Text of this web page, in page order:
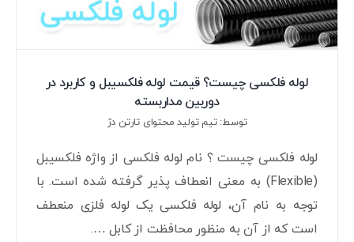
تیاندی
درباره ما
لوله فلکسی چیست؟ قیمت لوله فلکسیبل و کاربرد در
دوربین مداربسته
توسط: تیم تولید محتوای تارتن دژ
لوله فلکسی چیست ؟ نام لوله فلکسی از واژه فلکسیبل
(Flexible) به معنی انعطاف پذیر گرفته شده است. با
توجه به نام آن، لوله فلکسی یک لوله فلزی منعطف
است که از آن به منظور محافظت از کابل ….